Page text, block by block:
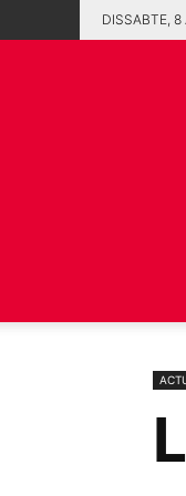
DISSABTE,